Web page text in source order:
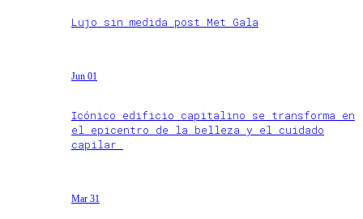
Lujo sin medida post Met Gala
Jun 01
Icónico edificio capitalino se transforma en
el epicentro de la belleza y el cuidado
capilar
Mar 31